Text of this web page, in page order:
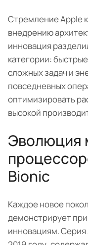
Стремление Apple
внедрению
инновация
категории:
сложных задач и
повседневных
оптимизировать
высокой
Эволюция
Bionic
Каждое новое
демонстрирует
инновациям. Серия